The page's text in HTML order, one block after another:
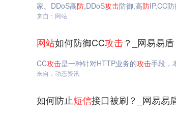
家。DDoS高防,DDoS攻击防御,高防IP,CC
来自：网站
网站如何防御CC攻击？_网易易盾
CC攻击是一种针对HTTP业务的攻击手段，
来自：动态资讯
如何防止短信接口被刷？_网易易